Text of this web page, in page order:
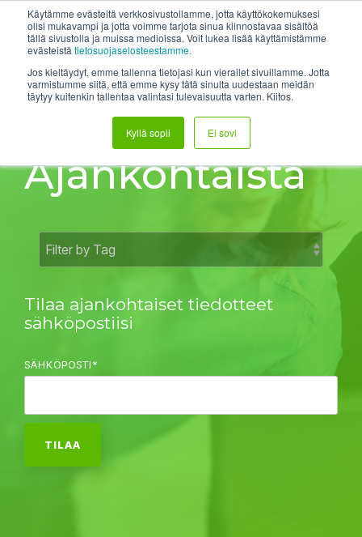
Käytämme evästeitä verkkosivustollamme, jotta käyttökokemuksesi
olisi mukavampi ja jotta voimme tarjota sinua kiinnostavaa sisältöä
tällä sivustolla ja muissa medioissa. Voit lukea lisää käyttämistämme
evästeistä tietosuojaselosteestamme.
Jos kieltäydyt, emme tallenna tietojasi kun vierailet sivuillamme. Jotta
varmistumme siitä, että emme kysy tätä sinulta uudestaan meidän
täytyy kuitenkin tallentaa valintasi tulevaisuutta varten. Kiitos.
Kyllä sopii Ei sovi
main
content.
System status Help Center Login Etätuki
Ajankohtaista
Tilaa ajankohtaiset tiedotteet
sähköpostiisi
SÄHKÖPOSTI*